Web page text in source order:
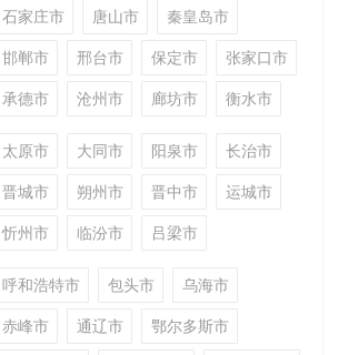
石家庄市 唐山市
秦皇岛市
邯郸市
邢台市 保定市
张家口市
承德市
沧州市 廊坊市 衡水市
太原市 大同市 阳泉市
长治市
晋城市
朔州市 晋中市
运城市
忻州市
临汾市 吕梁市
呼和浩特市 包头市
乌海市
赤峰市
通辽市
鄂尔多斯市